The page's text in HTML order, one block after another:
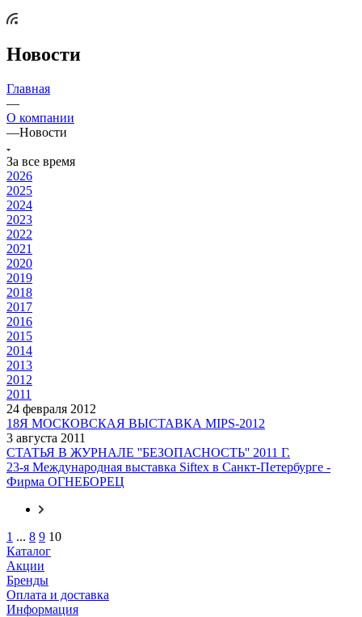
Новости
Главная
—
О компании
—Новости
За все время
2026
2025
2024
2023
2022
2021
2020
2019
2018
2017
2016
2015
2014
2013
2012
2011
24 февраля 2012
18Я МОСКОВСКАЯ ВЫСТАВКА MIPS-2012
3 августа 2011
СТАТЬЯ В ЖУРНАЛЕ ''БЕЗОПАСНОСТЬ'' 2011 Г.
23-я Международная выставка Siftex в Санкт-Петербурге -
Фирма ОГНЕБОРЕЦ
1 ... 8 9 10
Каталог
Акции
Бренды
Оплата и доставка
Информация